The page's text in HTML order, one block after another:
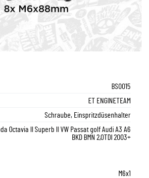
BS0015
ET ENGINETEAM
Schraube, Einspritzdüsenhalter
Octavia II Superb II VW Passat golf Audi A3 A6
BKD BMN 2,0TDI 2003+
M6x1